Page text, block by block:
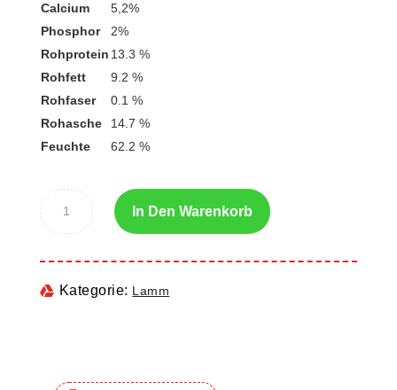
Calcium
5,2%
Phosphor
2%
Rohprotein 13.3 %
Rohfett
9.2 %
Rohfaser
0.1 %
Rohasche
14.7 %
Feuchte
62.2 %
In Den Warenkorb
Kategorie: Lamm